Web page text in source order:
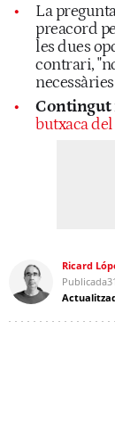
La
preacord
les dues
contrari,
Contingut
butxaca
Ricard
Publicada